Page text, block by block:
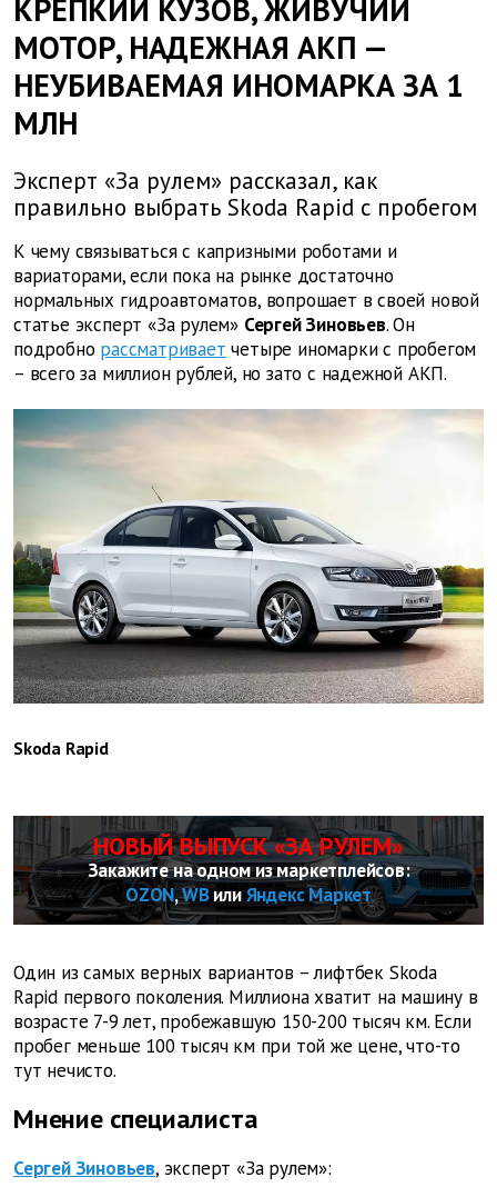
КРЕПКИЙ КУЗОВ, ЖИВУЧИЙ
МОТОР, НАДЕЖНАЯ АКП —
НЕУБИВАЕМАЯ ИНОМАРКА ЗА 1
МЛН
Эксперт «За рулем» рассказал, как
правильно выбрать Skoda Rapid с пробегом
К чему связываться с капризными роботами и
вариаторами, если пока на рынке достаточно
нормальных гидроавтоматов, вопрошает в своей новой
статье эксперт «За рулем» Сергей Зиновьев. Он
подробно рассматривает четыре иномарки с пробегом
– всего за миллион рублей, но зато с надежной АКП.
Skoda Rapid
НОВЫЙ ВЫПУСК «ЗА РУЛЕМ»
Закажите на одном из маркетплейсов:
OZON,WBилиЯндекс Маркет
Один из самых верных вариантов – лифтбек Skoda
Rapid первого поколения. Миллиона хватит на машину в
возрасте 7-9 лет, пробежавшую 150-200 тысяч км. Если
пробег меньше 100 тысяч км при той же цене, что-то
тут нечисто.
Мнение специалиста
Сергей Зиновьев, эксперт «За рулем»: